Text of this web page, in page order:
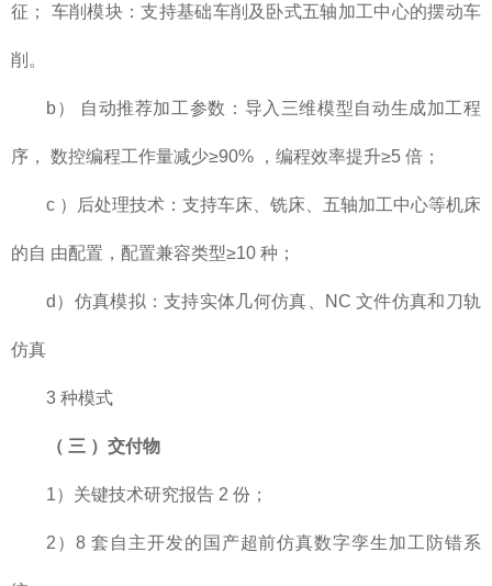
征； 车削模块：支持基础车削及卧式五轴加工中心的摆动车
削。
b） 自动推荐加工参数：导入三维模型自动生成加工程
序， 数控编程工作量减少≥90% ，编程效率提升≥5 倍；
c ）后处理技术：支持车床、铣床、五轴加工中心等机床
的自 由配置，配置兼容类型≥10 种；
d）仿真模拟：支持实体几何仿真、NC 文件仿真和刀轨
仿真
3 种模式
（ 三 ）交付物
1）关键技术研究报告 2 份；
2）8 套自主开发的国产超前仿真数字孪生加工防错系